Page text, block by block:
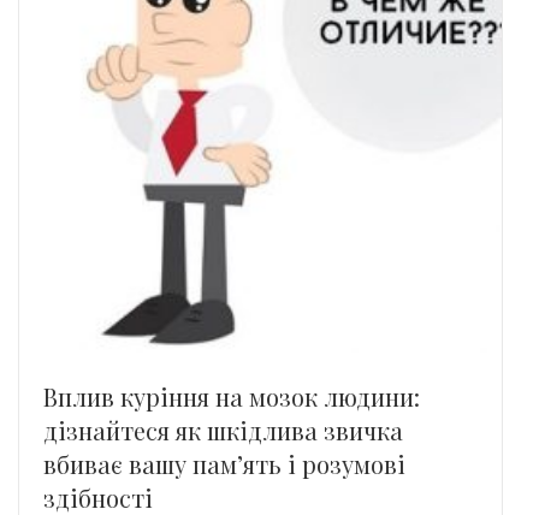
Вплив куріння на мозок людини:
дізнайтеся як шкідлива звичка
вбиває вашу пам’ять і розумові
здібності